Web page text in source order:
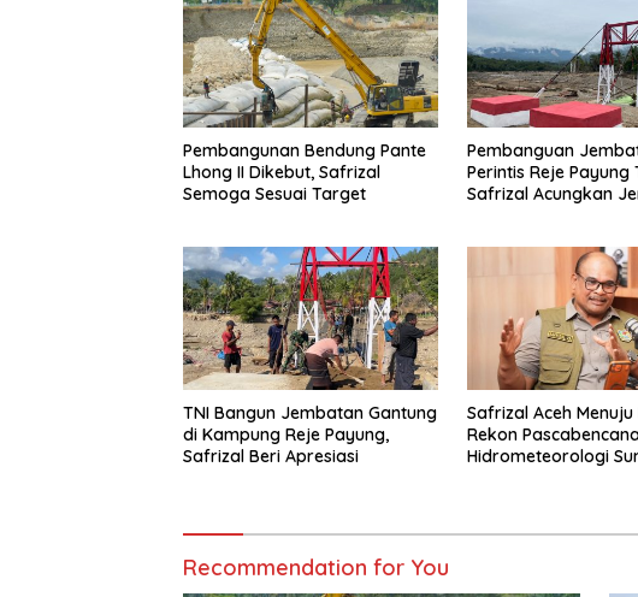
Pembangunan Bendung Pante
Lhong II Dikebut, Safrizal
Semoga Sesuai Target
Pembanguan
Perintis Reje Payung
Safrizal Acungkan
TNI Bangun Jembatan Gantung
di Kampung Reje Payung,
Safrizal Beri Apresiasi
Safrizal Aceh Menuju
Rekon
Hidrometeorologi
Recommendation for You